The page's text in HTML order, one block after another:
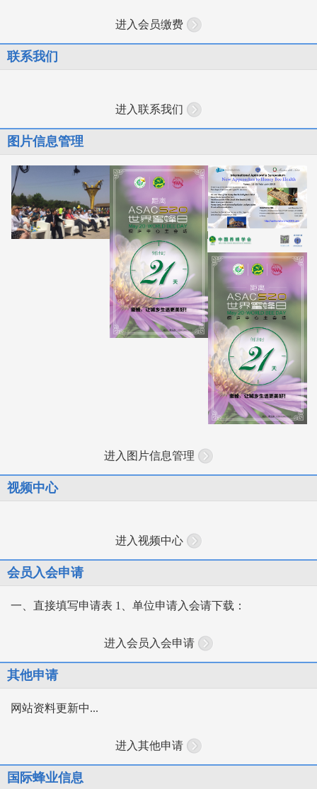
进入会员缴费
联系我们
进入联系我们
图片信息管理
进入图片信息管理
视频中心
进入视频中心
会员入会申请
一、直接填写申请表 1、单位申请入会请下载：
进入会员入会申请
其他申请
网站资料更新中...
进入其他申请
国际蜂业信息